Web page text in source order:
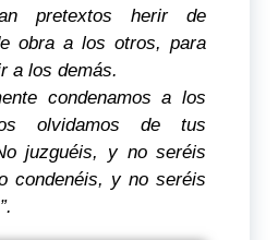
pretextos herir de
obra a los otros, para
a los demás.
condenamos a los
olvidamos de tus
juzguéis, y no seréis
condenéis, y no seréis